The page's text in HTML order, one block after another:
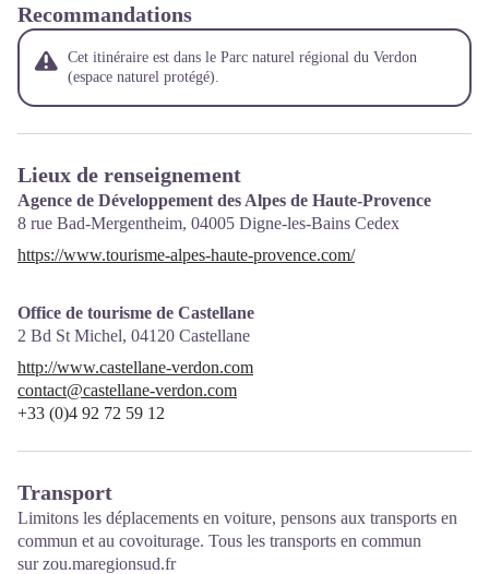
Recommandations
Cet itinéraire est dans le Parc naturel régional du Verdon
(espace naturel protégé).
Lieux de renseignement
Agence de Développement des Alpes de Haute-Provence
8 rue Bad-Mergentheim, 04005 Digne-les-Bains Cedex
https://www.tourisme-alpes-haute-provence.com/
Office de tourisme de Castellane
2 Bd St Michel, 04120 Castellane
http://www.castellane-verdon.com
contact@castellane-verdon.com
+33 (0)4 92 72 59 12
Transport
Limitons les déplacements en voiture, pensons aux transports en
commun et au covoiturage. Tous les transports en commun
surzou.maregionsud.fr